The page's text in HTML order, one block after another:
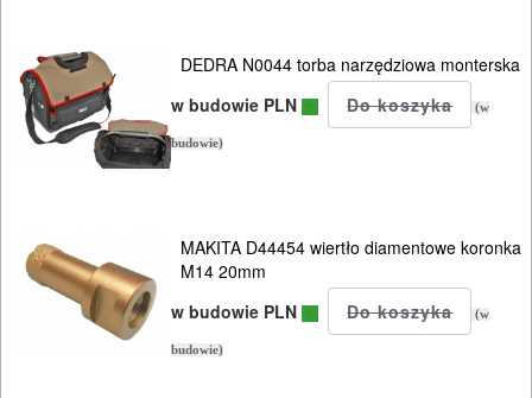
I
BHP
SPRZĘT
OGRODNICZE
NARZĘDZIA
PILARKI-
DEDRA N0044 torba narzędziowa monterska
w budowie PLN
(w
budowie)
MAKITA D44454 wiertło diamentowe koronka
M14 20mm
w budowie PLN
(w
budowie)